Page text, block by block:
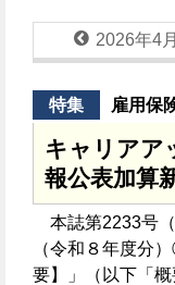
2026年4
特集 雇用保
キャリアア
報公表加算
本誌第2233号
（令和８年度分
要】」（以下「